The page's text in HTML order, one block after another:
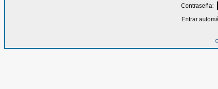
Contraseña:
Entrar